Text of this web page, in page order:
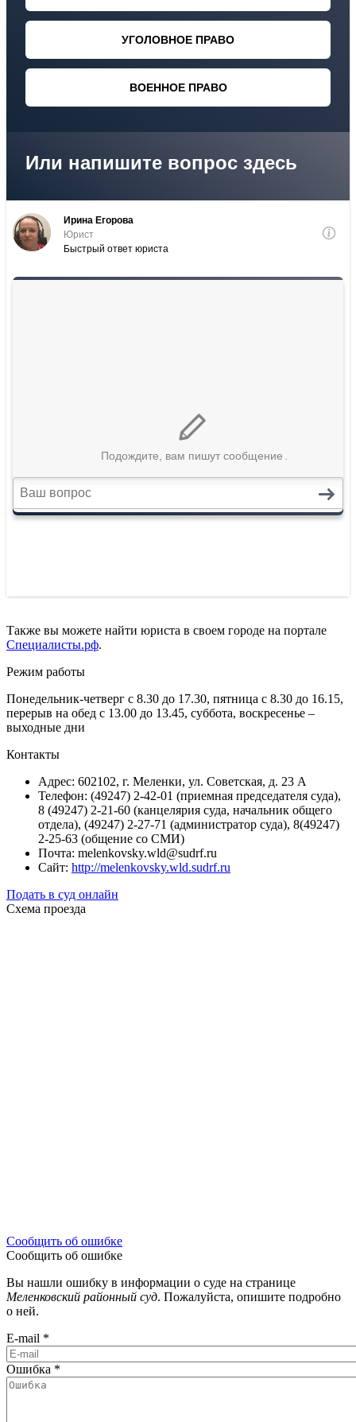
Также вы можете найти юриста в своем городе на портале
Специалисты.рф.
Режим работы
Понедельник-четверг с 8.30 до 17.30, пятница с 8.30 до 16.15,
перерыв на обед с 13.00 до 13.45, суббота, воскресенье –
выходные дни
Контакты
Адрес: 602102, г. Меленки, ул. Советская, д. 23 А
Телефон: (49247) 2-42-01 (приемная председателя суда),
8 (49247) 2-21-60 (канцелярия суда, начальник общего
отдела), (49247) 2-27-71 (администратор суда), 8(49247)
2-25-63 (общение со СМИ)
Почта: melenkovsky.wld@sudrf.ru
Сайт: http://melenkovsky.wld.sudrf.ru
Подать в суд онлайн
Схема проезда
Сообщить об ошибке
Сообщить об ошибке
Вы нашли ошибку в информации о суде на странице
Меленковский районный суд. Пожалуйста, опишите подробно
о ней.
E-mail *
Ошибка *